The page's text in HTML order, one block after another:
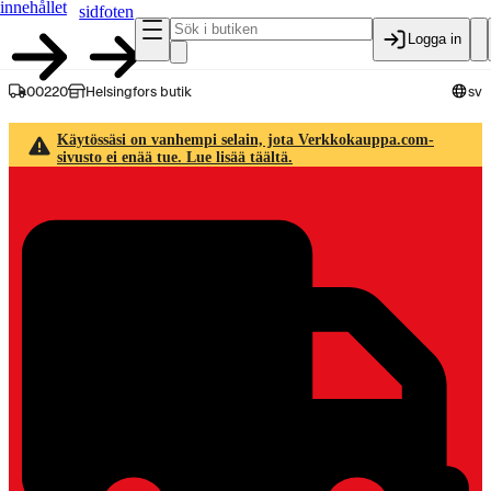
innehållet
sidfoten
Logga in
00220 Helsingfors butik sv
Käytössäsi on vanhempi selain, jota Verkkokauppa.com-
sivusto ei enää tue. Lue lisää täältä.